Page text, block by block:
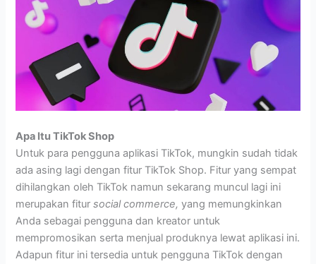
Apa Itu TikTok Shop
Untuk para pengguna aplikasi TikTok, mungkin sudah tidak
ada asing lagi dengan fitur TikTok Shop. Fitur yang sempat
dihilangkan oleh TikTok namun sekarang muncul lagi ini
merupakan fitursocial commerce,yang memungkinkan
Anda sebagai pengguna dan kreator untuk
mempromosikan serta menjual produknya lewat aplikasi ini.
Adapun fitur ini tersedia untuk pengguna TikTok dengan